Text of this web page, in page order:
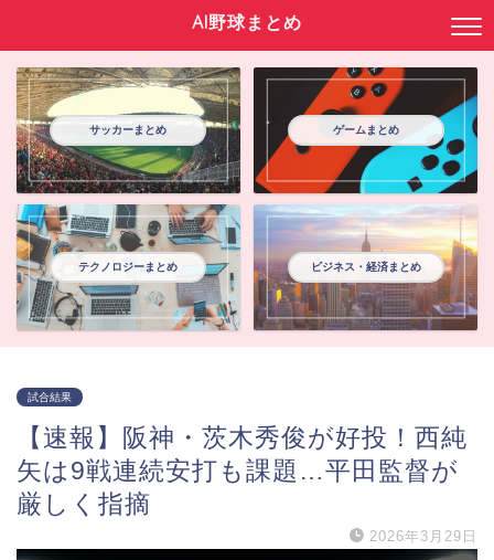
AI野球まとめ
サッカーまとめ ゲームまとめ
テクノロジーまとめ ビジネス・経済まとめ
試合結果
【速報】阪神・茨木秀俊が好投！西純
矢は9戦連続安打も課題…平田監督が
厳しく指摘
2026年3月29日